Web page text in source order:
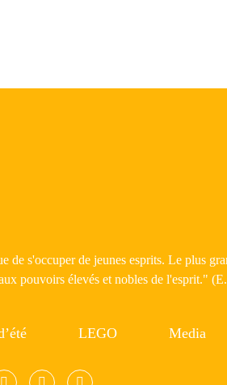
de s'occuper de jeunes esprits. Le plus
pouvoirs élevés et nobles de l'esprit."
LEGO Media